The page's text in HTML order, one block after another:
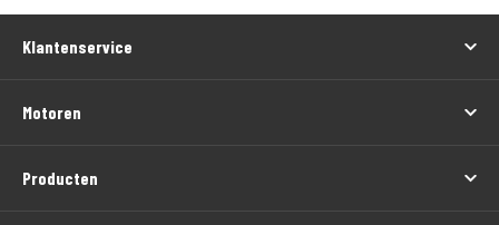
Klantenservice
Motoren
Producten